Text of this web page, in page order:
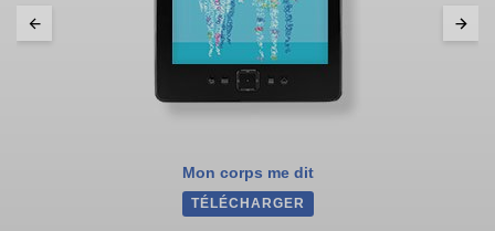
Mon corps me dit
TÉLÉCHARGER